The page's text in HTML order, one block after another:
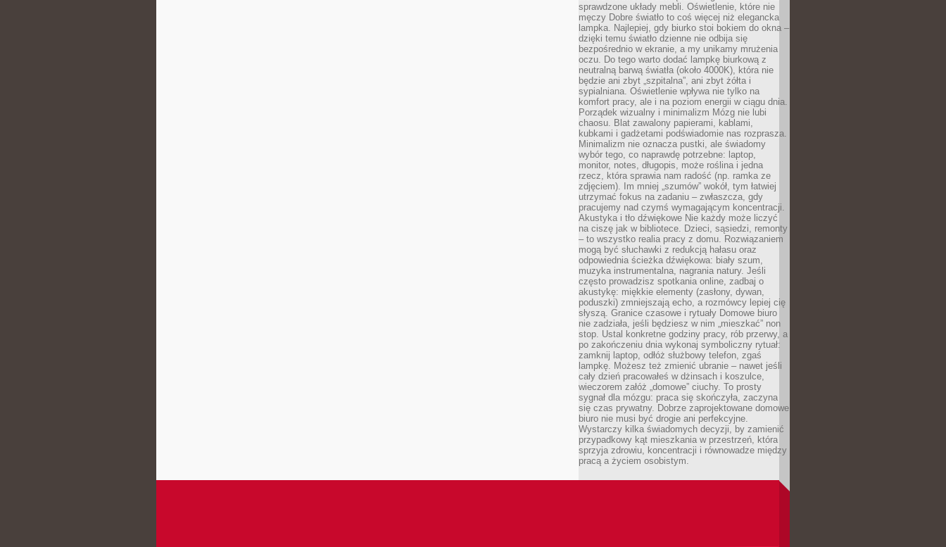
sprawdzone układy mebli. Oświetlenie, które nie
męczy Dobre światło to coś więcej niż elegancka
lampka. Najlepiej, gdy biurko stoi bokiem do okna –
dzięki temu światło dzienne nie odbija się
bezpośrednio w ekranie, a my unikamy mrużenia
oczu. Do tego warto dodać lampkę biurkową z
neutralną barwą światła (około 4000K), która nie
będzie ani zbyt „szpitalna”, ani zbyt żółta i
sypialniana. Oświetlenie wpływa nie tylko na
komfort pracy, ale i na poziom energii w ciągu dnia.
Porządek wizualny i minimalizm Mózg nie lubi
chaosu. Blat zawalony papierami, kablami,
kubkami i gadżetami podświadomie nas rozprasza.
Minimalizm nie oznacza pustki, ale świadomy
wybór tego, co naprawdę potrzebne: laptop,
monitor, notes, długopis, może roślina i jedna
rzecz, która sprawia nam radość (np. ramka ze
zdjęciem). Im mniej „szumów” wokół, tym łatwiej
utrzymać fokus na zadaniu – zwłaszcza, gdy
pracujemy nad czymś wymagającym koncentracji.
Akustyka i tło dźwiękowe Nie każdy może liczyć
na ciszę jak w bibliotece. Dzieci, sąsiedzi, remonty
– to wszystko realia pracy z domu. Rozwiązaniem
mogą być słuchawki z redukcją hałasu oraz
odpowiednia ścieżka dźwiękowa: biały szum,
muzyka instrumentalna, nagrania natury. Jeśli
często prowadzisz spotkania online, zadbaj o
akustykę: miękkie elementy (zasłony, dywan,
poduszki) zmniejszają echo, a rozmówcy lepiej cię
słyszą. Granice czasowe i rytuały Domowe biuro
nie zadziała, jeśli będziesz w nim „mieszkać” non
stop. Ustal konkretne godziny pracy, rób przerwy, a
po zakończeniu dnia wykonaj symboliczny rytuał:
zamknij laptop, odłóż służbowy telefon, zgaś
lampkę. Możesz też zmienić ubranie – nawet jeśli
cały dzień pracowałeś w dżinsach i koszulce,
wieczorem załóż „domowe” ciuchy. To prosty
sygnał dla mózgu: praca się skończyła, zaczyna
się czas prywatny. Dobrze zaprojektowane domowe
biuro nie musi być drogie ani perfekcyjne.
Wystarczy kilka świadomych decyzji, by zamienić
przypadkowy kąt mieszkania w przestrzeń, która
sprzyja zdrowiu, koncentracji i równowadze między
pracą a życiem osobistym.